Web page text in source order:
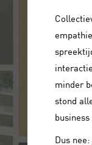
minder
stond
business
Dus